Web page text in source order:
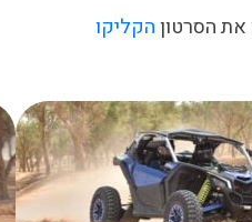
הסרטוןהקליקו